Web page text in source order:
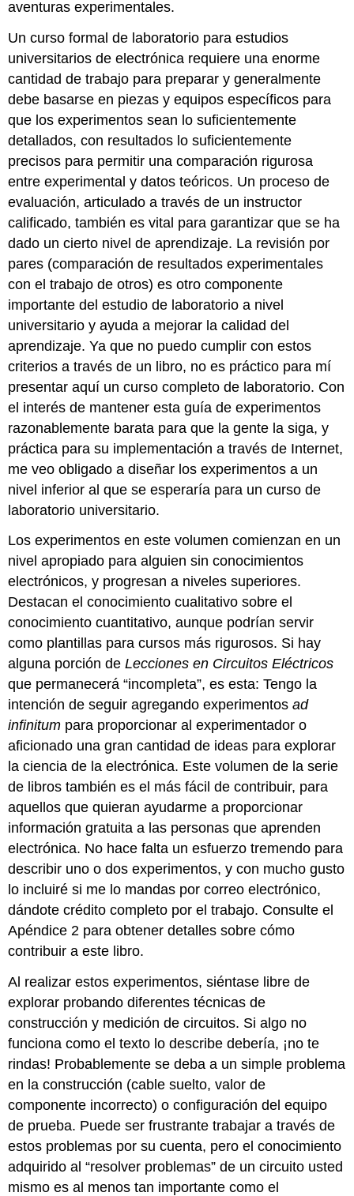
aventuras experimentales.
Un curso formal de laboratorio para estudios
universitarios de electrónica requiere una enorme
cantidad de trabajo para preparar y generalmente
debe basarse en piezas y equipos específicos para
que los experimentos sean lo suficientemente
detallados, con resultados lo suficientemente
precisos para permitir una comparación rigurosa
entre experimental y datos teóricos. Un proceso de
evaluación, articulado a través de un instructor
calificado, también es vital para garantizar que se ha
dado un cierto nivel de aprendizaje. La revisión por
pares (comparación de resultados experimentales
con el trabajo de otros) es otro componente
importante del estudio de laboratorio a nivel
universitario y ayuda a mejorar la calidad del
aprendizaje. Ya que no puedo cumplir con estos
criterios a través de un libro, no es práctico para mí
presentar aquí un curso completo de laboratorio. Con
el interés de mantener esta guía de experimentos
razonablemente barata para que la gente la siga, y
práctica para su implementación a través de Internet,
me veo obligado a diseñar los experimentos a un
nivel inferior al que se esperaría para un curso de
laboratorio universitario.
Los experimentos en este volumen comienzan en un
nivel apropiado para alguien sin conocimientos
electrónicos, y progresan a niveles superiores.
Destacan el conocimiento cualitativo sobre el
conocimiento cuantitativo, aunque podrían servir
como plantillas para cursos más rigurosos. Si hay
alguna porción deLecciones en Circuitos Eléctricos
que permanecerá “incompleta”, es esta: Tengo la
intención de seguir agregando experimentosad
infinitum para proporcionar al experimentador o
aficionado una gran cantidad de ideas para explorar
la ciencia de la electrónica. Este volumen de la serie
de libros también es el más fácil de contribuir, para
aquellos que quieran ayudarme a proporcionar
información gratuita a las personas que aprenden
electrónica. No hace falta un esfuerzo tremendo para
describir uno o dos experimentos, y con mucho gusto
lo incluiré si me lo mandas por correo electrónico,
dándote crédito completo por el trabajo. Consulte el
Apéndice 2 para obtener detalles sobre cómo
contribuir a este libro.
Al realizar estos experimentos, siéntase libre de
explorar probando diferentes técnicas de
construcción y medición de circuitos. Si algo no
funciona como el texto lo describe debería, ¡no te
rindas! Probablemente se deba a un simple problema
en la construcción (cable suelto, valor de
componente incorrecto) o configuración del equipo
de prueba. Puede ser frustrante trabajar a través de
estos problemas por su cuenta, pero el conocimiento
adquirido al “resolver problemas” de un circuito usted
mismo es al menos tan importante como el